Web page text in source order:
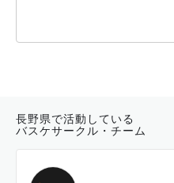
長野県で活動している
バスケサークル・チーム